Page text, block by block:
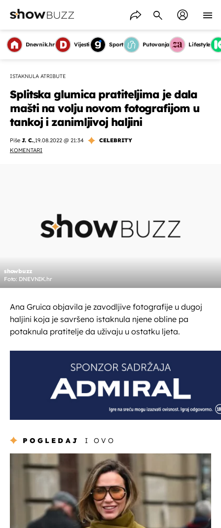
Dnevnik.hr Vijesti Sport Putovanja Lifestyle
ISTAKNULA ATRIBUTE
Splitska glumica pratiteljima je dala
mašti na volju novom fotografijom u
tankoj i zanimljivoj haljini
Piše J. C.,19.08.2022 @ 21:34
CELEBRITY
KOMENTARI
showbuzz
Foto: DNEVNIK.hr
Ana Gruica objavila je zavodljive fotografije u dugoj
haljini koja je savršeno istaknula njene obline pa
potaknula pratitelje da uživaju u ostatku ljeta.
POGLEDAJ I OVO